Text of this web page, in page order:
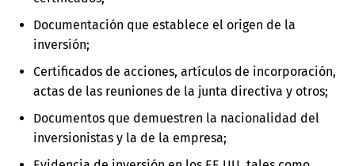
Documentación que establece el origen de la
inversión;
Certificados de acciones, artículos de incorporación,
actas de las reuniones de la junta directiva y otros;
Documentos que demuestren la nacionalidad del
inversionistas y la de la empresa;